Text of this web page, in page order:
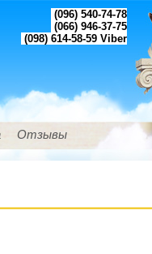
(096) 540-74-78
(066) 946-37-75
(098) 614-58-59 Viber
Отзывы